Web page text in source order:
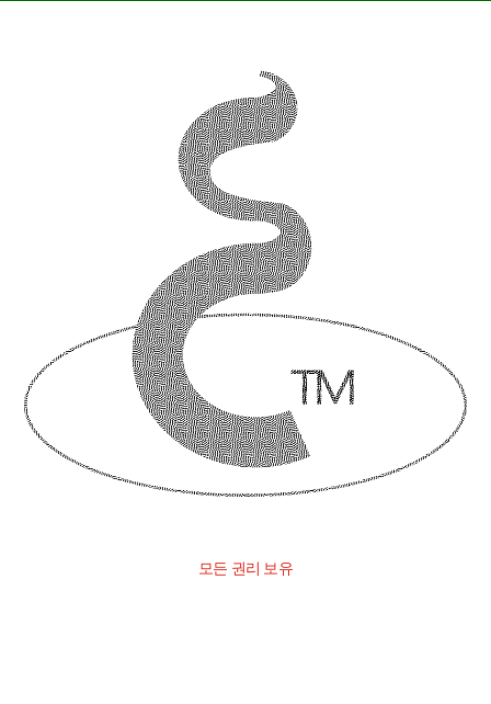
모든 권리 보유